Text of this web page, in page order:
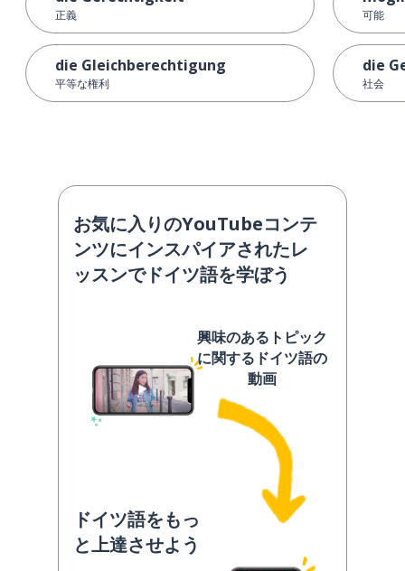
正義
die Gleichberechtigung
平等な権利
可能
die
社会
お気に入りのYouTubeコンテ
ンツにインスパイアされたレ
ッスンでドイツ語を学ぼう
興味のあるトピック
に関するドイツ語の
動画
ドイツ語をもっ
と上達させよう